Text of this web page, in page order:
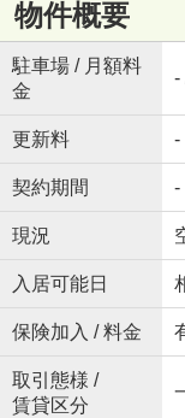
物件概要
駐車場 / 月額料
金
-
更新料 -
契約期間 -
現況
入居可能日
保険加入 / 料金
取引態様 /
賃貸区分